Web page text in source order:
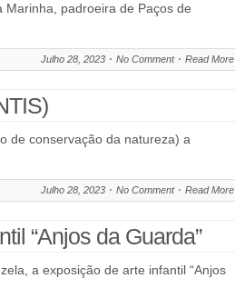
padroeira de Paços de
Julho 28, 2023 No Comment Read More
de conservação da natureza) a
Julho 28, 2023 No Comment Read More
“Anjos da Guarda”
a exposição de arte infantil “Anjos